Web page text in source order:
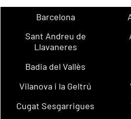
Barcelona
Sant Andreu de
Llavaneres
Badia del Vallès
Vilanova i la Geltrú
Cugat Sesgarrigues